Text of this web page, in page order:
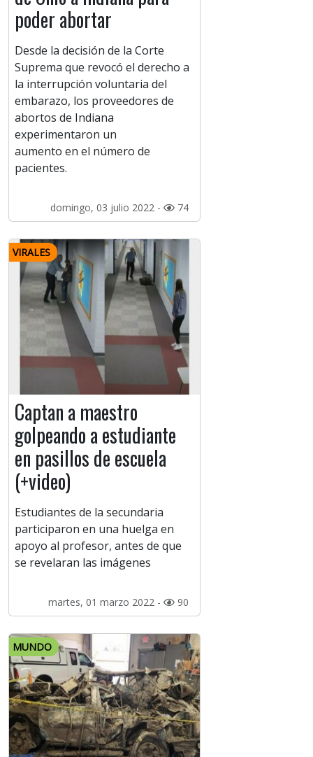
poder abortar
Desde la decisión de la Corte
Suprema que revocó el derecho a
la interrupción voluntaria del
embarazo, los proveedores de
abortos de Indiana
experimentaron un
aumento en el número de
pacientes.
domingo, 03 julio 2022 - 74
VIRALES
Captan a maestro
golpeando a estudiante
en pasillos de escuela
(+video)
Estudiantes de la secundaria
participaron en una huelga en
apoyo al profesor, antes de que
se revelaran las imágenes
martes, 01 marzo 2022 - 90
MUNDO